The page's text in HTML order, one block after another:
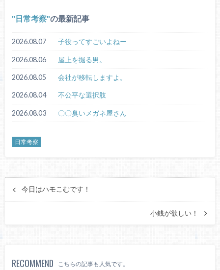
日常考察 の最新記事
2026.08.07 子役ってすごいよねー
2026.08.06 屋上を掘る男。
2026.08.05 会社が移転しますよ。
2026.08.04 不公平な選択肢
2026.08.03 〇〇臭いメガネ屋さん
日常考察
今日はハモこむです！
小銭が欲しい！
RECOMMEND こちらの記事も人気です。